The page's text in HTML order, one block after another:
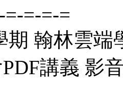
=-=-=-=
期 翰林雲
講義 影